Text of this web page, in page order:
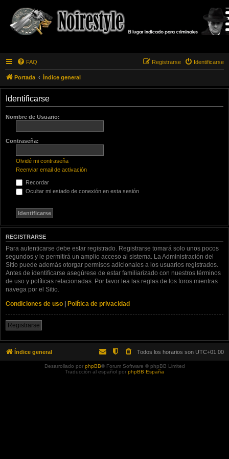
FAQ Identificarse
Registrarse
Portada Índice general
Identificarse
Nombre de Usuario:
Contraseña:
Olvidé mi contraseña
Reenviar email de activación
Recordar
Ocultar mi estado de conexión en esta sesión
REGISTRARSE
Para autenticarse debe estar registrado. Registrarse tomará solo unos pocos
segundos y le permitirá un amplio acceso al sistema. La Administración del
Sitio puede además otorgar permisos adicionales a los usuarios registrados.
Antes de identificarse asegúrese de estar familiarizado con nuestros términos
de uso y políticas relacionadas. Por favor lea las reglas de los foros mientras
navega por el Sitio.
Condiciones de uso
Política de privacidad
Registrarse
Índice general Todos los horarios son UTC+01:00
Desarrollado por phpBB® Forum Software © phpBB Limited
Traducción al español por phpBB España